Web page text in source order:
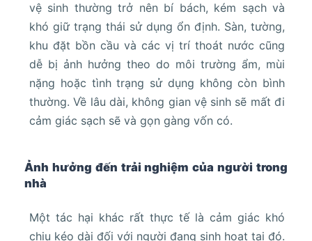
vệ sinh thường trở nên bí bách, kém sạch và
khó giữ trạng thái sử dụng ổn định. Sàn, tường,
khu đặt bồn cầu và các vị trí thoát nước cũng
dễ bị ảnh hưởng theo do môi trường ẩm, mùi
nặng hoặc tình trạng sử dụng không còn bình
thường. Về lâu dài, không gian vệ sinh sẽ mất đi
cảm giác sạch sẽ và gọn gàng vốn có.
Ảnh hưởng đến trải nghiệm của người trong
nhà
Một tác hại khác rất thực tế là cảm giác khó
chịu kéo dài đối với người đang sinh hoạt tại đó.